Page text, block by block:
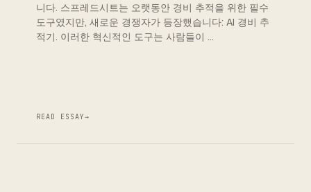
니다. 스프레드시트는 오랫동안 경비 추적을 위한 필수
도구였지만, 새로운 경쟁자가 등장했습니다: AI 경비 추
적기. 이러한 혁신적인 도구는 사람들이 …
READ ESSAY→